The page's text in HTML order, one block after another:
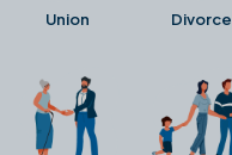
Union Divorce